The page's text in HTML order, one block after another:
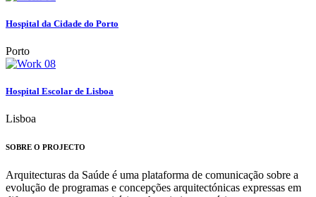
Hospital da Cidade do Porto
Porto
Hospital Escolar de Lisboa
Lisboa
SOBRE O PROJECTO
Arquitecturas da Saúde é uma plataforma de comunicação sobre a
evolução de programas e concepções arquitectónicas expressas em